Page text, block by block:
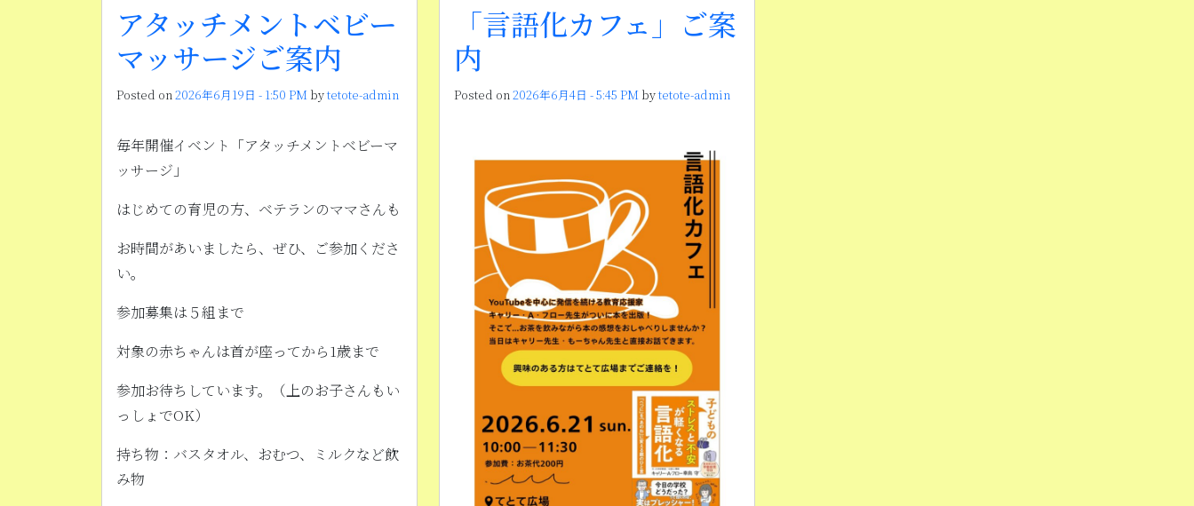
アタッチメントベビー
マッサージご案内
Posted on2026年6月19日 - 1:50 PM bytetote-admin
毎年開催イベント「アタッチメントベビーマ
ッサージ」
はじめての育児の方、ベテランのママさんも
お時間があいましたら、ぜひ、ご参加くださ
い。
参加募集は５組まで
対象の赤ちゃんは首が座ってから1歳まで
参加お待ちしています。（上のお子さんもい
っしょでOK）
持ち物：バスタオル、おむつ、ミルクなど飲
み物
「言語化カフェ」ご案
内
Posted on2026年6月4日 - 5:45 PM bytetote-admin